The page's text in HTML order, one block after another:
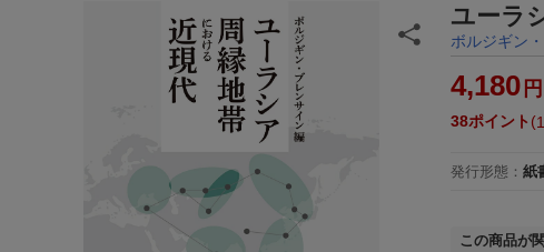
ユーラ
ボルジギン
4,180 円
38ポイント
発行形態 ： 紙
この商品が